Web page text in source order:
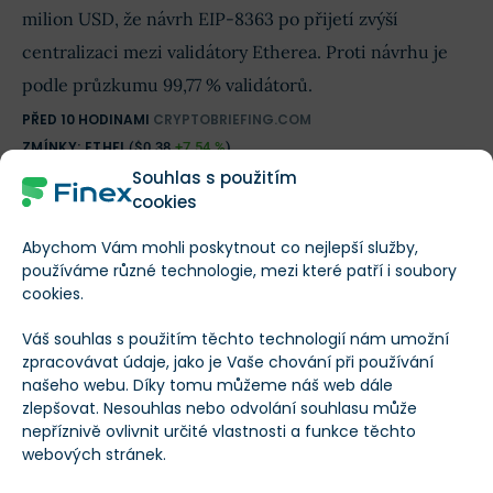
Souhlas s použitím
cookies
Abychom Vám mohli poskytnout co nejlepší služby,
používáme různé technologie, mezi které patří i soubory
cookies.
Váš souhlas s použitím těchto technologií nám umožní
zpracovávat údaje, jako je Vaše chování při používání
našeho webu. Díky tomu můžeme náš web dále
zlepšovat. Nesouhlas nebo odvolání souhlasu může
nepříznivě ovlivnit určité vlastnosti a funkce těchto
webových stránek.
milion USD, že návrh EIP-8363 po přijetí zvýší
centralizaci mezi validátory Etherea. Proti návrhu je
podle průzkumu 99,77 % validátorů.
PŘED 10 HODINAMI CRYPTOBRIEFING.COM
ZMÍNKY:ETHFI ($0,38 +7,54 %)
Movement a El Vecino spouštějí převody přes
Movement, El Vecino a RISE spouštějí přes WhatsApp
během několika sekund. Služba se nejprve otestuje na
20 000 uživatelích El Vecino.
PŘED 11 HODINAMI WWW.MOVEMENTNETWORK.XYZ
ZMÍNKY:MOVE ($0,007 -5,3 %)